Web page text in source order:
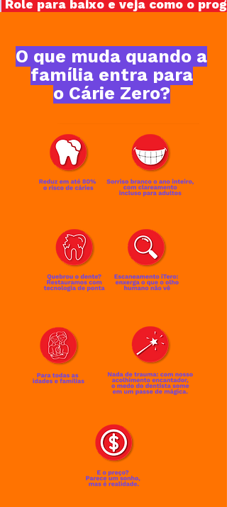
O que muda quando a
família entra para
o Cárie Zero?